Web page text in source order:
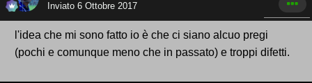
Inviato 6 Ottobre 2017
l'idea che mi sono fatto io è che ci siano alcuo pregi
(pochi e comunque meno che in passato) e troppi difetti.